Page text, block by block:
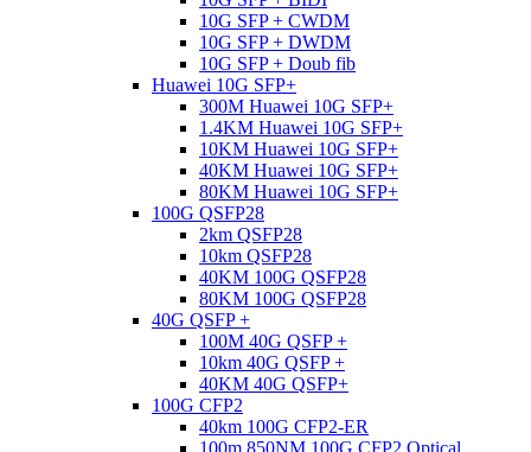
10G SFP + CWDM
10G SFP + DWDM
10G SFP + Doub fib
Huawei 10G SFP+
300M Huawei 10G SFP+
1.4KM Huawei 10G SFP+
10KM Huawei 10G SFP+
40KM Huawei 10G SFP+
80KM Huawei 10G SFP+
100G QSFP28
2km QSFP28
10km QSFP28
40KM 100G QSFP28
80KM 100G QSFP28
40G QSFP +
100M 40G QSFP +
10km 40G QSFP +
40KM 40G QSFP+
100G CFP2
40km 100G CFP2-ER
100m 850NM 100G CFP2 Optical